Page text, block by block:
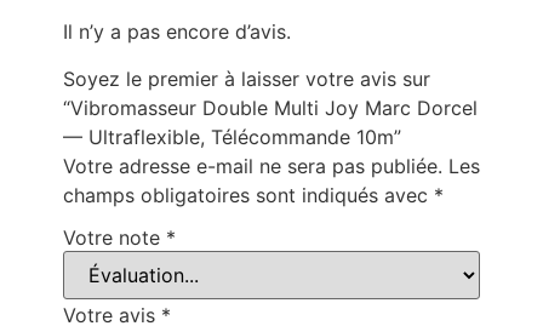
Il n’y a pas encore d’avis.
Soyez le premier à laisser votre avis sur
“Vibromasseur Double Multi Joy Marc Dorcel
— Ultraflexible, Télécommande 10m”
Votre adresse e-mail ne sera pas publiée. Les
champs obligatoires sont indiqués avec *
Votre note *
Votre avis *